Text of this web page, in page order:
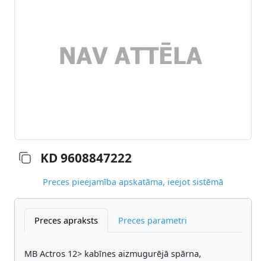
KD 9608847222
Preces pieejamība apskatāma, ieejot sistēmā
Preces apraksts Preces parametri
MB Actros 12> kabīnes aizmugurējā spārna,